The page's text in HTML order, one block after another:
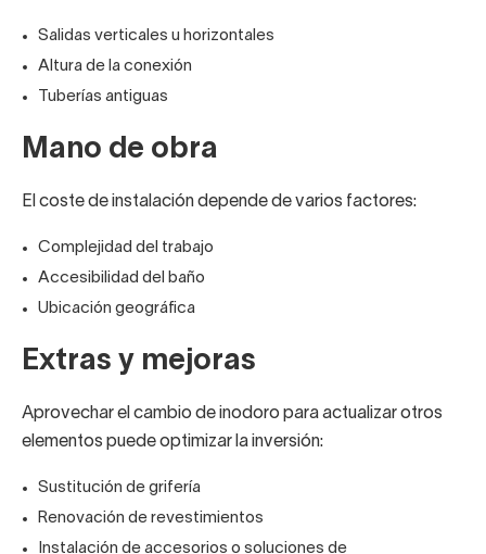
Salidas verticales u horizontales
Altura de la conexión
Tuberías antiguas
Mano de obra
El coste de instalación depende de varios factores:
Complejidad del trabajo
Accesibilidad del baño
Ubicación geográfica
Extras y mejoras
Aprovechar el cambio de inodoro para actualizar otros
elementos puede optimizar la inversión:
Sustitución de grifería
Renovación de revestimientos
Instalación de accesorios o soluciones de